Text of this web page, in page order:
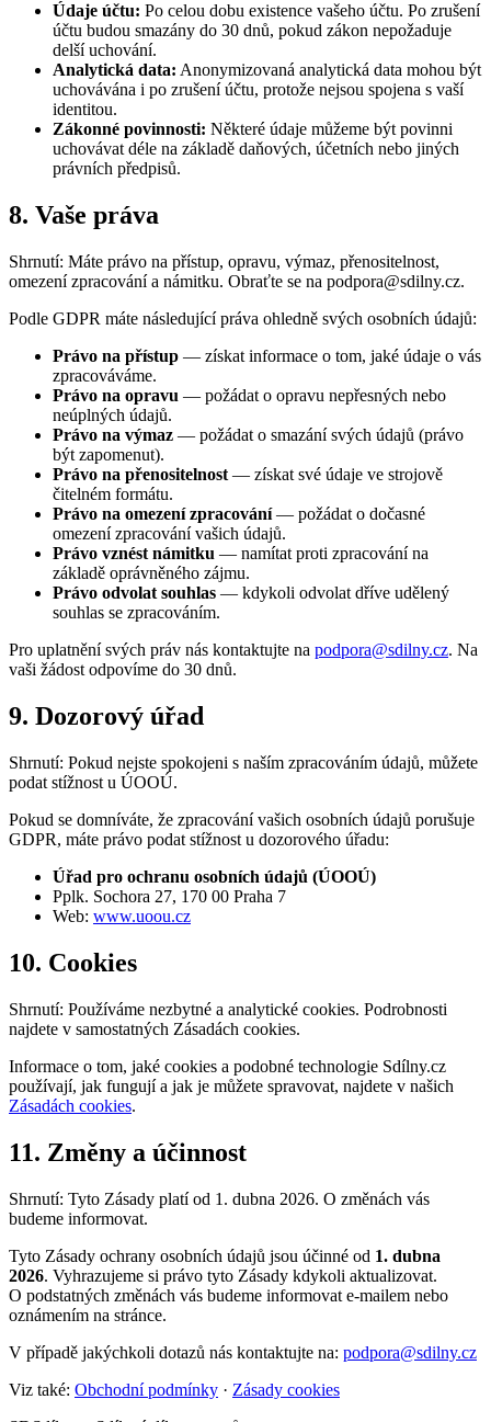
Údaje účtu: Po celou dobu existence vašeho účtu. Po zrušení
účtu budou smazány do 30 dnů, pokud zákon nepožaduje
delší uchování.
Analytická data: Anonymizovaná analytická data mohou být
uchovávána i po zrušení účtu, protože nejsou spojena s vaší
identitou.
Zákonné povinnosti: Některé údaje můžeme být povinni
uchovávat déle na základě daňových, účetních nebo jiných
právních předpisů.
8. Vaše práva
Shrnutí: Máte právo na přístup, opravu, výmaz, přenositelnost,
omezení zpracování a námitku. Obraťte se na podpora@sdilny.cz.
Podle GDPR máte následující práva ohledně svých osobních údajů:
Právo na přístup — získat informace o tom, jaké údaje o vás
zpracováváme.
Právo na opravu — požádat o opravu nepřesných nebo
neúplných údajů.
Právo na výmaz — požádat o smazání svých údajů (právo
být zapomenut).
Právo na přenositelnost — získat své údaje ve strojově
čitelném formátu.
Právo na omezení zpracování — požádat o dočasné
omezení zpracování vašich údajů.
Právo vznést námitku — namítat proti zpracování na
základě oprávněného zájmu.
Právo odvolat souhlas — kdykoli odvolat dříve udělený
souhlas se zpracováním.
Pro uplatnění svých práv nás kontaktujte na podpora@sdilny.cz. Na
vaši žádost odpovíme do 30 dnů.
9. Dozorový úřad
Shrnutí: Pokud nejste spokojeni s naším zpracováním údajů, můžete
podat stížnost u ÚOOÚ.
Pokud se domníváte, že zpracování vašich osobních údajů porušuje
GDPR, máte právo podat stížnost u dozorového úřadu:
Úřad pro ochranu osobních údajů (ÚOOÚ)
Pplk. Sochora 27, 170 00 Praha 7
Web: www.uoou.cz
10. Cookies
Shrnutí: Používáme nezbytné a analytické cookies. Podrobnosti
najdete v samostatných Zásadách cookies.
Informace o tom, jaké cookies a podobné technologie Sdílny.cz
používají, jak fungují a jak je můžete spravovat, najdete v našich
Zásadách cookies.
11. Změny a účinnost
Shrnutí: Tyto Zásady platí od 1. dubna 2026. O změnách vás
budeme informovat.
Tyto Zásady ochrany osobních údajů jsou účinné od 1. dubna
2026. Vyhrazujeme si právo tyto Zásady kdykoli aktualizovat.
O podstatných změnách vás budeme informovat e-mailem nebo
oznámením na stránce.
V případě jakýchkoli dotazů nás kontaktujte na: podpora@sdilny.cz
Viz také: Obchodní podmínky · Zásady cookies